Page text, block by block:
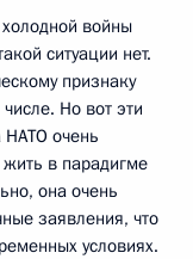
войны
ситуации нет.
признаку
Но вот эти
НАТО очень
в парадигме
она очень
заявления, что
условиях.